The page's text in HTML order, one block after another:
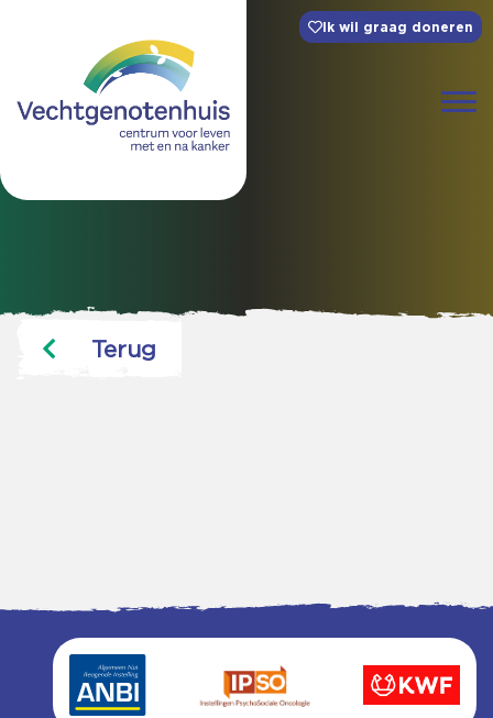
Ik wil graag doneren
Terug